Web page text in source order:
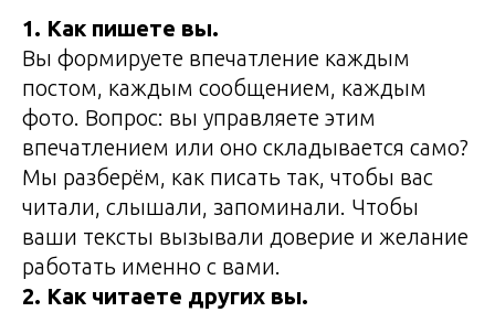
1. Как пишете вы.
Вы формируете впечатление каждым
постом, каждым сообщением, каждым
фото. Вопрос: вы управляете этим
впечатлением или оно складывается само?
Мы разберём, как писать так, чтобы вас
читали, слышали, запоминали. Чтобы
ваши тексты вызывали доверие и желание
работать именно с вами.
2. Как читаете других вы.